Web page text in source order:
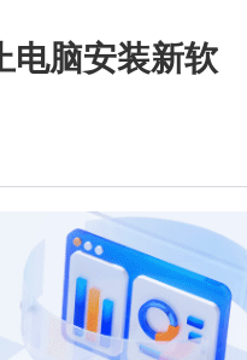
电脑安装新软